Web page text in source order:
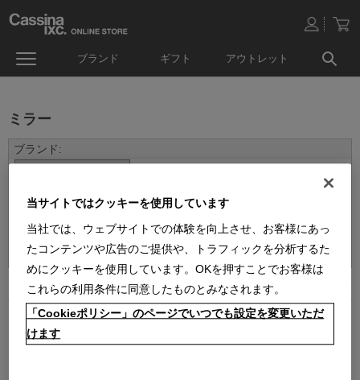
ブランド ギフト アウトレット
ミラー
並べ替え：
当サイトではクッキーを使用しています
当社では、ウェブサイトでの体験を向上させ、お客様にあっ
たコンテンツや広告のご提供や、トラフィックを分析するた
めにクッキーを使用しています。OKを押すことでお客様は
これらの利用条件に同意したものとみなされます。
「Cookieポリシー」のページでいつでも設定を変更いただ
けます